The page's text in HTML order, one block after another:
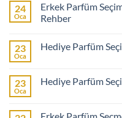
Kadın
Parfüm
Seçimi
2026
24
Oca
Erkek Parfüm
Rehber
Erkek
Yapılır?
2026
23
Oca
Hediye Parfüm
Parfüm
2026
23
Oca
Hediye Parfüm